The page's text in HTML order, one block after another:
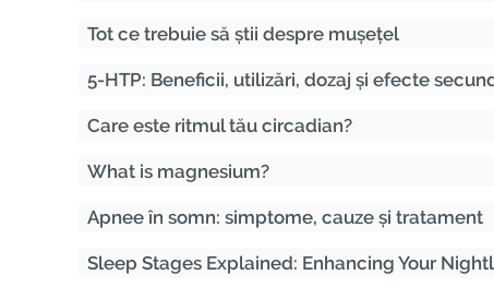
Tot ce trebuie să știi despre mușețel
5-HTP: Beneficii, utilizări, dozaj și efecte
Care este ritmul tău circadian?
What is magnesium?
Apnee în somn: simptome, cauze și tratament
Sleep Stages Explained: Enhancing Your